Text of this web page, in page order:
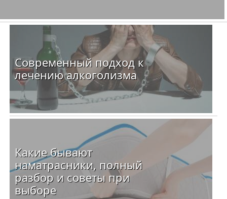
Современный подход к
лечению алкоголизма
Какие бывают
наматрасники, полный
разбор и советы при
выборе